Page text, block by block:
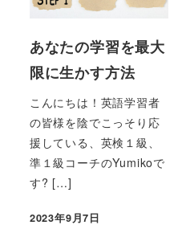
あなたの学習を最大
限に生かす方法
こんにちは！英語学習者
の皆様を陰でこっそり応
援している、英検１級、
準１級コーチのYumikoで
す? […]
2023年9月7日